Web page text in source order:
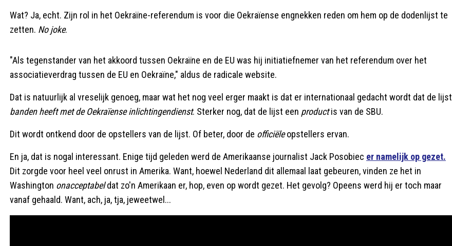
Wat? Ja, echt. Zijn rol in het Oekraïne-referendum is voor die Oekraïense engnekken reden om hem op de dodenlijst te
zetten. No joke.
"Als tegenstander van het akkoord tussen Oekraïne en de EU was hij initiatiefnemer van het referendum over het
associatieverdrag tussen de EU en Oekraïne," aldus de radicale website.
Dat is natuurlijk al vreselijk genoeg, maar wat het nog veel erger maakt is dat er internationaal gedacht wordt dat de lijst
banden heeft met de Oekraïense inlichtingendienst. Sterker nog, dat de lijst een productis van de SBU.
Dit wordt ontkend door de opstellers van de lijst. Of beter, door de officiëleopstellers ervan.
En ja, dat is nogal interessant. Enige tijd geleden werd de Amerikaanse journalist Jack Posobiec er namelijk op gezet.
Dit zorgde voor heel veel onrust in Amerika. Want, hoewel Nederland dit allemaal laat gebeuren, vinden ze het in
Washington onacceptabeldat zo'n Amerikaan er, hop, even op wordt gezet. Het gevolg? Opeens werd hij er toch maar
vanaf gehaald. Want, ach, ja, tja, jeweetwel...